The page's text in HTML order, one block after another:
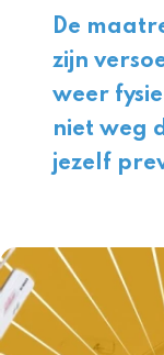
De
zijn
weer
niet weg
jezelf